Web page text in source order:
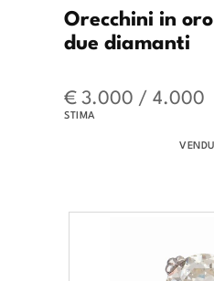
Orecchini in
due diamanti
€ 3.000 / 4.000
STIMA